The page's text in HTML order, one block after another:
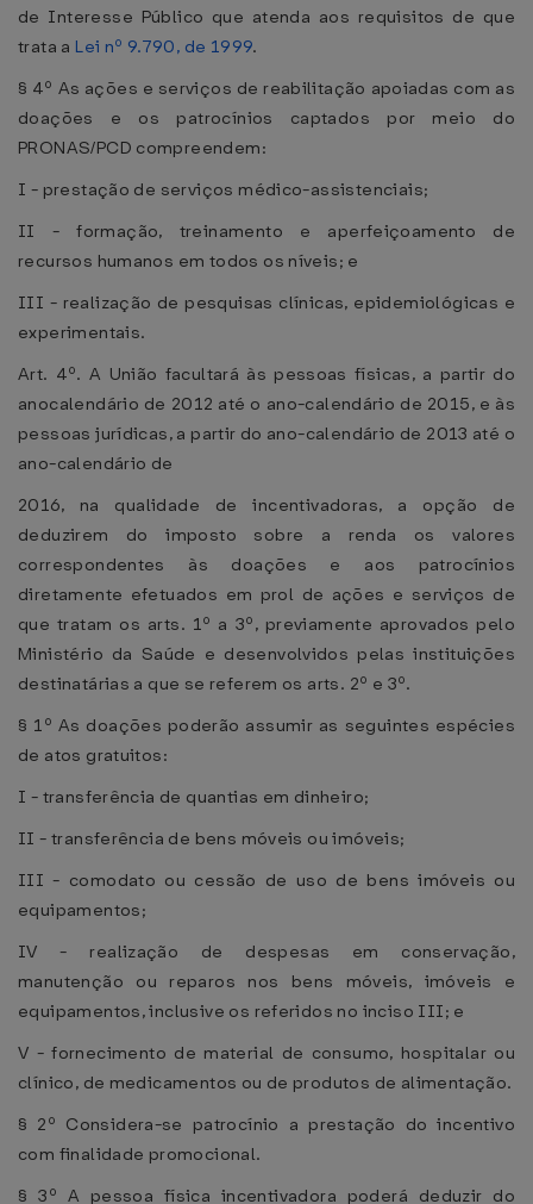
de Interesse Público que atenda aos requisitos de que
trata a Lei nº 9.790, de 1999.
§ 4º As ações e serviços de reabilitação apoiadas com as
doações e os patrocínios captados por meio do
PRONAS/PCD compreendem:
I - prestação de serviços médico-assistenciais;
II - formação, treinamento e aperfeiçoamento de
recursos humanos em todos os níveis; e
III - realização de pesquisas clínicas, epidemiológicas e
experimentais.
Art. 4º. A União facultará às pessoas físicas, a partir do
anocalendário de 2012 até o ano-calendário de 2015, e às
pessoas jurídicas, a partir do ano-calendário de 2013 até o
ano-calendário de
2016, na qualidade de incentivadoras, a opção de
deduzirem do imposto sobre a renda os valores
correspondentes às doações e aos patrocínios
diretamente efetuados em prol de ações e serviços de
que tratam os arts. 1º a 3º, previamente aprovados pelo
Ministério da Saúde e desenvolvidos pelas instituições
destinatárias a que se referem os arts. 2º e 3º.
§ 1º As doações poderão assumir as seguintes espécies
de atos gratuitos:
I - transferência de quantias em dinheiro;
II - transferência de bens móveis ou imóveis;
III - comodato ou cessão de uso de bens imóveis ou
equipamentos;
IV - realização de despesas em conservação,
manutenção ou reparos nos bens móveis, imóveis e
equipamentos, inclusive os referidos no inciso III; e
V - fornecimento de material de consumo, hospitalar ou
clínico, de medicamentos ou de produtos de alimentação.
§ 2º Considera-se patrocínio a prestação do incentivo
com finalidade promocional.
§ 3º A pessoa física incentivadora poderá deduzir do